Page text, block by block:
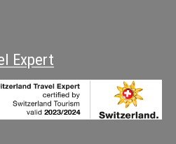
Expert